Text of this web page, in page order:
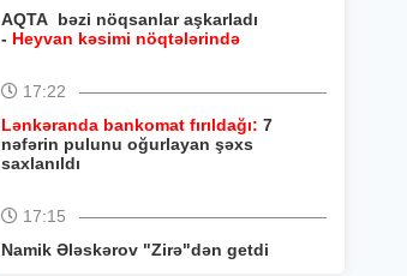
AQTA bəzi nöqsanlar aşkarladı
- Heyvan kəsimi nöqtələrində
17:22
Lənkəranda bankomat fırıldağı: 7
nəfərin pulunu oğurlayan şəxs
saxlanıldı
17:15
Namik Ələskərov "Zirə"dən getdi